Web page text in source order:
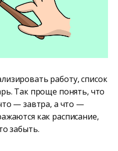
работу, список
Так проще понять, что
— завтра, а что —
как расписание,
забыть.